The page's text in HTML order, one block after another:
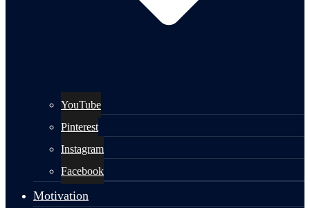
YouTube
Pinterest
Instagram
Facebook
Motivation